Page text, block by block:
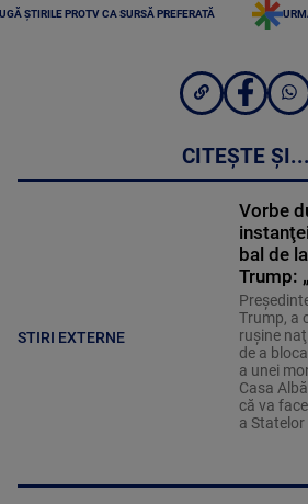
ȘTIRILE PROTV CA SURSĂ PREFERATĂ
CITEȘTE ȘI...
STIRI EXTERNE
Vorbe
bal de
Trump:
Trump, a
ruşine
de a
a unei
Casa
că va
a Statelor